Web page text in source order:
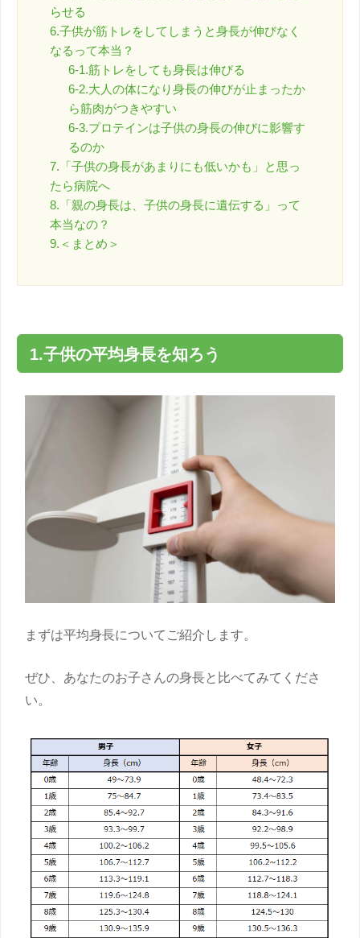
らせる
6.子供が筋トレをしてしまうと身長が伸びなく
なるって本当？
6-1.筋トレをしても身長は伸びる
6-2.大人の体になり身長の伸びが止まったか
ら筋肉がつきやすい
6-3.プロテインは子供の身長の伸びに影響す
るのか
7.「子供の身長があまりにも低いかも」と思っ
たら病院へ
8.「親の身長は、子供の身長に遺伝する」って
本当なの？
9.＜まとめ＞
1.子供の平均身長を知ろう
まずは平均身長についてご紹介します。
ぜひ、あなたのお子さんの身長と比べてみてくださ
い。